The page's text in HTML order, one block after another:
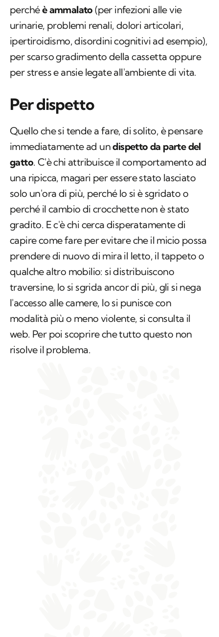
perchéè ammalato (per infezioni alle vie
urinarie, problemi renali, dolori articolari,
ipertiroidismo, disordini cognitivi ad esempio),
per scarso gradimento della cassetta oppure
per stress e ansie legate all'ambiente di vita.
Per dispetto
Quello che si tende a fare, di solito, è pensare
immediatamente ad undispetto da parte del
gatto. C'è chi attribuisce il comportamento ad
una ripicca, magari per essere stato lasciato
solo un'ora di più, perché lo si è sgridato o
perché il cambio di crocchette non è stato
gradito. E c'è chi cerca disperatamente di
capire come fare per evitare che il micio possa
prendere di nuovo di mira il letto, il tappeto o
qualche altro mobilio: si distribuiscono
traversine, lo si sgrida ancor di più, gli si nega
l'accesso alle camere, lo si punisce con
modalità più o meno violente, si consulta il
web. Per poi scoprire che tutto questo non
risolve il problema.